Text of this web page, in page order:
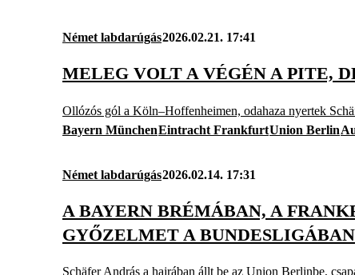
Német labdarúgás2026.02.21. 17:41
MELEG VOLT A VÉGÉN A PITE,
Ollózós gól a Köln–Hoffenheimen, odahaza nyertek
Bayern MünchenEintracht FrankfurtUnion Berlin
Német labdarúgás2026.02.14. 17:31
A BAYERN BRÉMÁBAN, A
GYŐZELMET A BUNDESLIGÁBAN
Schäfer András a hajrában állt be az Union Berlinbe,